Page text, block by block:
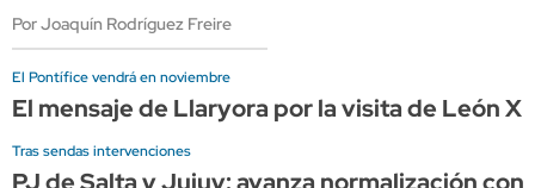
Por Joaquín Rodríguez Freire
El Pontífice vendrá en noviembre
El mensaje de Llaryora por la visita de León
Tras sendas intervenciones